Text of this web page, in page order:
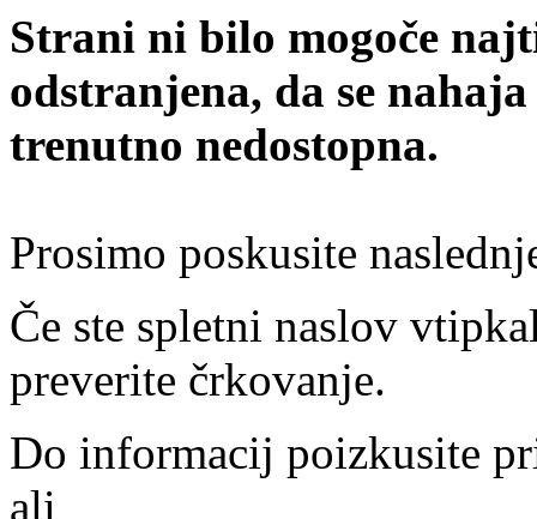
Strani ni bilo mogoče
odstranjena, da se
trenutno nedostopna.
Prosimo poskusite
Če ste spletni naslov
preverite črkovanje.
Do informacij poizkusite
ali